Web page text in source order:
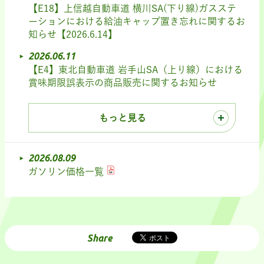
【E18】上信越自動車道 横川SA(下り線)ガスステ
ーションにおける給油キャップ置き忘れに関するお
知らせ【2026.6.14】
2026.06.11
【E4】東北自動車道 岩手山SA（上り線）における
賞味期限誤表示の商品販売に関するお知らせ
もっと見る
2026.08.09
ガソリン価格一覧
Share